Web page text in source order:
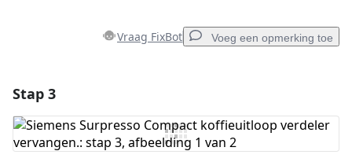
Vraag FixBot Voeg een opmerking toe
Voeg opmerking toe
Stap 3